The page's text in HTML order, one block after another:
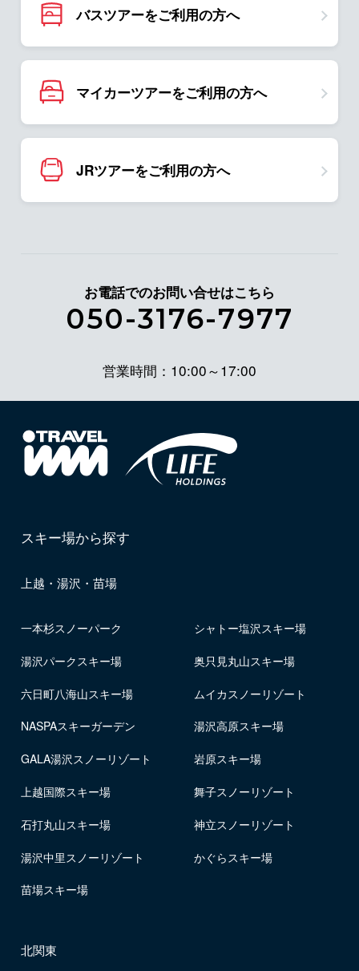
バスツアーをご利用の方へ
マイカーツアーをご利用の方へ
JRツアーをご利用の方へ
お電話でのお問い合せはこちら
050-3176-7977
営業時間：10:00～17:00
スキー場から探す
上越・湯沢・苗場
一本杉スノーパーク シャトー塩沢スキー場
湯沢パークスキー場 奥只見丸山スキー場
六日町八海山スキー場 ムイカスノーリゾート
NASPAスキーガーデン 湯沢高原スキー場
GALA湯沢スノーリゾート 岩原スキー場
上越国際スキー場 舞子スノーリゾート
石打丸山スキー場 神立スノーリゾート
湯沢中里スノーリゾート かぐらスキー場
苗場スキー場
北関東